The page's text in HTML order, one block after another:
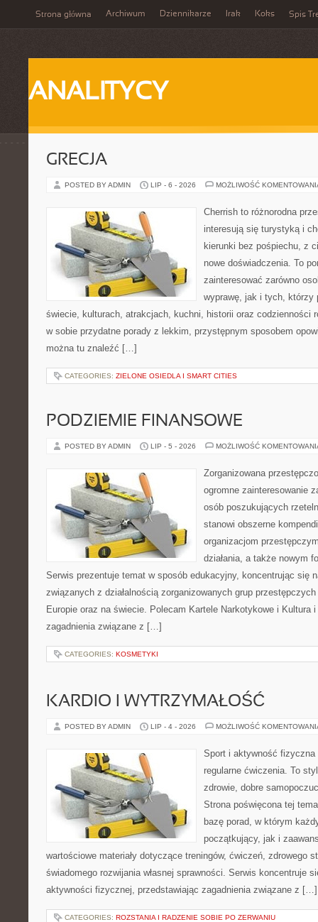
Strona główna Archiwum Dziennikarze Irak Koks Spis
ANALITYCY
GRECJA
POSTED BY ADMIN LIP - 6 - 2026 MOŻLIWOŚĆ
Cherrish to różnorodna
interesują się turystyką i
kierunki bez pośpiechu, z
nowe doświadczenia. To
zainteresować zarówno
wyprawę, jak i tych, którzy
świecie, kulturach, atrakcjach, kuchni, historii oraz codzienności
w sobie przydatne porady z lekkim, przystępnym sposobem
można tu znaleźć […]
CATEGORIES: ZIELONE OSIEDLA I SMART CITIES
PODZIEMIE FINANSOWE
POSTED BY ADMIN LIP - 5 - 2026 MOŻLIWOŚĆ
Zorganizowana
ogromne zainteresowanie
osób poszukujących
stanowi obszerne
organizacjom
działania, a także nowym
Serwis prezentuje temat w sposób edukacyjny, koncentrując się
związanych z działalnością zorganizowanych grup
Europie oraz na świecie. Polecam Kartele Narkotykowe i Kultura
zagadnienia związane z […]
CATEGORIES: KOSMETYKI
KARDIO I WYTRZYMAŁOŚĆ
POSTED BY ADMIN LIP - 4 - 2026 MOŻLIWOŚĆ
Sport i aktywność
regularne ćwiczenia. To
zdrowie, dobre
Strona poświęcona tej
bazę porad, w którym
początkujący, jak i
wartościowe materiały dotyczące treningów, ćwiczeń, zdrowego
świadomego rozwijania własnej sprawności. Serwis koncentruje
aktywności fizycznej, przedstawiając zagadnienia związane z […]
CATEGORIES: ROZSTANIA I RADZENIE SOBIE PO ZERWANIU